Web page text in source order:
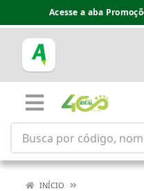
Acesse a aba
INÍCIO